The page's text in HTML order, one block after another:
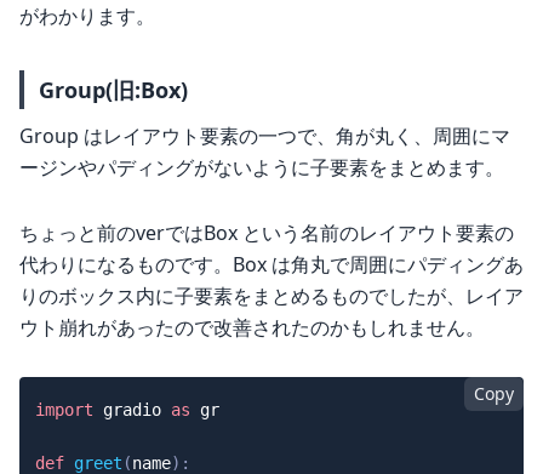
がわかります。
Group(旧:Box)
Group はレイアウト要素の一つで、角が丸く、周囲にマ
ージンやパディングがないように子要素をまとめます。
ちょっと前のverではBox という名前のレイアウト要素の
代わりになるものです。Box は角丸で周囲にパディングあ
りのボックス内に子要素をまとめるものでしたが、レイア
ウト崩れがあったので改善されたのかもしれません。
Copy
import gradio as gr
def greet (name) :